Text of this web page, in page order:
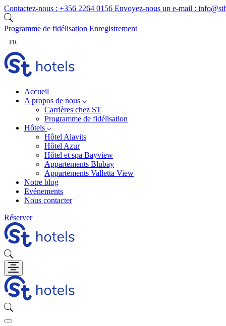
Skip to content
Contactez-nous : +356 2264 0156 Envoyez-nous un e-mail :
Programme de fidélisation Enregistrement
FR
Accueil
A propos de nous
Carrières chez ST
Programme de fidélisation
Hôtels
Hôtel Alavits
Hôtel Azur
Hôtel et spa Bayview
Appartements Blubay
Appartements Valletta View
Notre blog
Evénements
Nous contacter
Réserver